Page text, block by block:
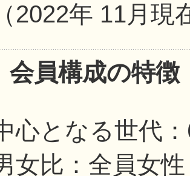
（2022年 11月現
会員構成の特徴
心となる世代
女比：全員女